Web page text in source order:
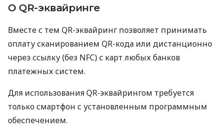
О QR-эквайринге
Вместе с тем QR-эквайринг позволяет принимать
оплату сканированием QR-кода или дистанционно
через ссылку (без NFC) с карт любых банков
платежных систем.
Для использования QR-эквайрингом требуется
только смартфон с установленным программным
обеспечением.